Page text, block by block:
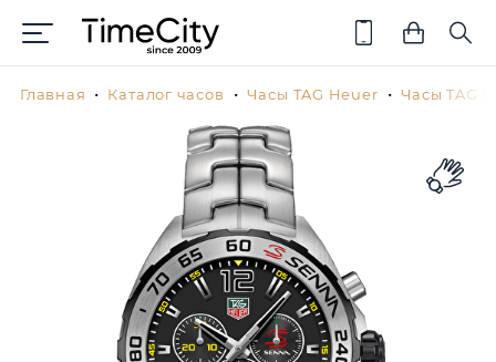
Главная Каталог часов Часы TAG Heuer Часы TAG